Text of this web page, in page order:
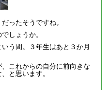
ったそうですね。
しょうか。
う間。３年生はあと３か月
これからの自分に前向きな
と思います。